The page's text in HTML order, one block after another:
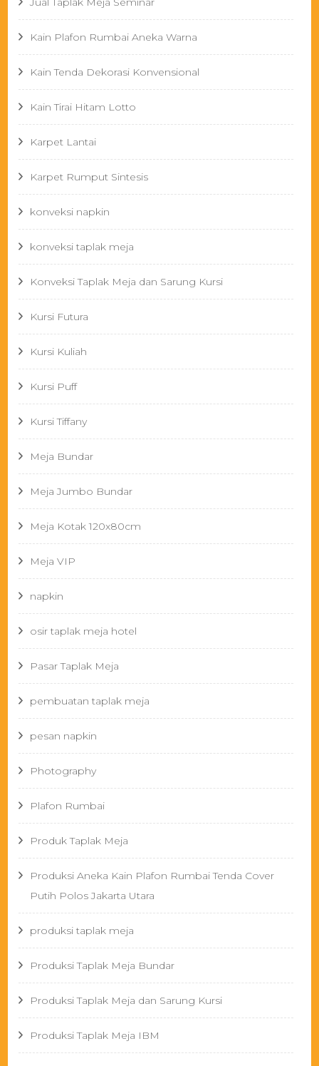
Kain Plafon Rumbai Aneka Warna
Kain Tenda Dekorasi Konvensional
Kain Tirai Hitam Lotto
Karpet Lantai
Karpet Rumput Sintesis
konveksi napkin
konveksi taplak meja
Konveksi Taplak Meja dan Sarung Kursi
Kursi Futura
Kursi Kuliah
Kursi Puff
Kursi Tiffany
Meja Bundar
Meja Jumbo Bundar
Meja Kotak 120x80cm
Meja VIP
napkin
osir taplak meja hotel
Pasar Taplak Meja
pembuatan taplak meja
pesan napkin
Photography
Plafon Rumbai
Produk Taplak Meja
Produksi Aneka Kain Plafon Rumbai Tenda Cover
Putih Polos Jakarta Utara
produksi taplak meja
Produksi Taplak Meja Bundar
Produksi Taplak Meja dan Sarung Kursi
Produksi Taplak Meja IBM